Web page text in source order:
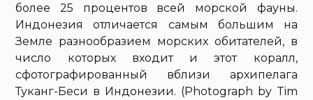
более 25 процентов всей морской фауны.
Индонезия отличается самым большим на
Земле разнообразием морских обитателей, в
число которых входит и этот коралл,
сфотографированный вблизи архипелага
Туканг-Беси в Индонезии. (Photograph by Tim